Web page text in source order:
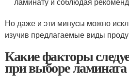
Но даже и эти минусы можно
изучив предлагаемые виды
Какие факторы
при выборе